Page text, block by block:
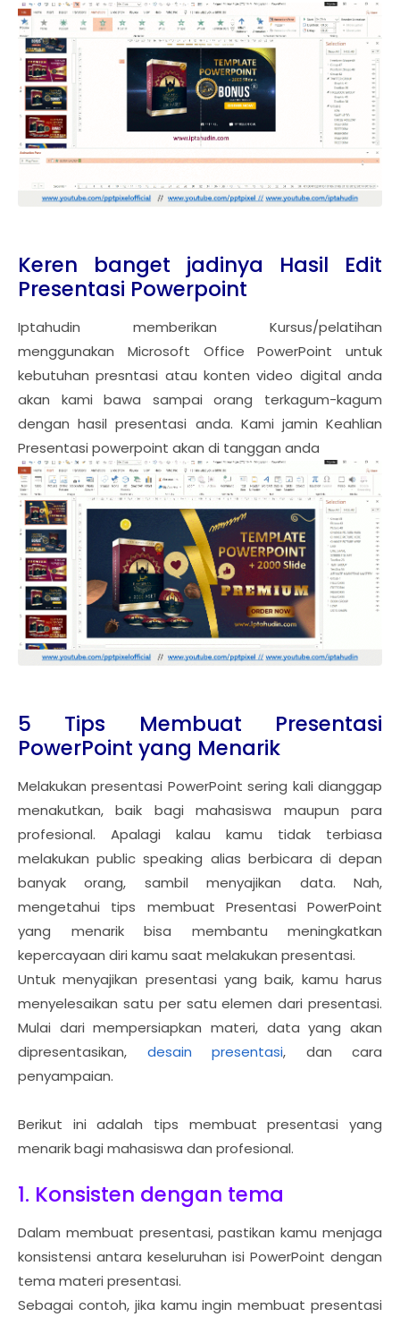
Keren banget jadinya Hasil Edit
Presentasi Powerpoint
Iptahudin memberikan Kursus/pelatihan
menggunakan Microsoft Office PowerPoint untuk
kebutuhan presntasi atau konten video digital anda
akan kami bawa sampai orang terkagum-kagum
dengan hasil presentasi anda. Kami jamin Keahlian
Presentasi powerpoint akan di tanggan anda
5 Tips Membuat Presentasi
PowerPoint yang Menarik
Melakukan presentasi PowerPoint sering kali dianggap
menakutkan, baik bagi mahasiswa maupun para
profesional. Apalagi kalau kamu tidak terbiasa
melakukan public speaking alias berbicara di depan
banyak orang, sambil menyajikan data. Nah,
mengetahui tips membuat Presentasi PowerPoint
yang menarik bisa membantu meningkatkan
kepercayaan diri kamu saat melakukan presentasi.
Untuk menyajikan presentasi yang baik, kamu harus
menyelesaikan satu per satu elemen dari presentasi.
Mulai dari mempersiapkan materi, data yang akan
dipresentasikan, desain presentasi, dan cara
penyampaian.
Berikut ini adalah tips membuat presentasi yang
menarik bagi mahasiswa dan profesional.
1. Konsisten dengan tema
Dalam membuat presentasi, pastikan kamu menjaga
konsistensi antara keseluruhan isi PowerPoint dengan
tema materi presentasi.
Sebagai contoh, jika kamu ingin membuat presentasi